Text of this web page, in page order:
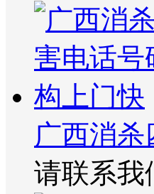
广西消
请联系我